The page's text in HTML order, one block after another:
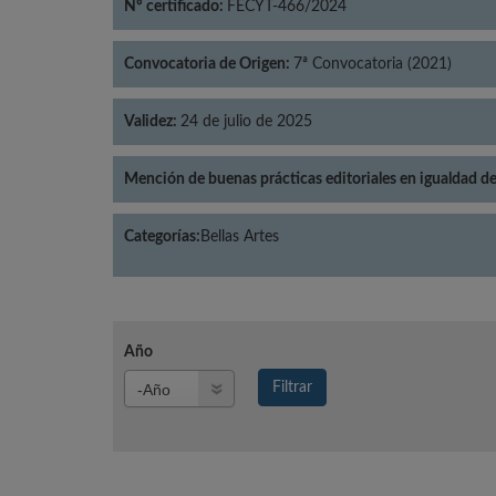
Nº certificado: FECYT-466/2024
Convocatoria de Origen: 7ª Convocatoria (2021)
Validez: 24 de julio de 2025
Mención de buenas prácticas editoriales en igualdad
Categorías: Bellas Artes
Año
Filtrar